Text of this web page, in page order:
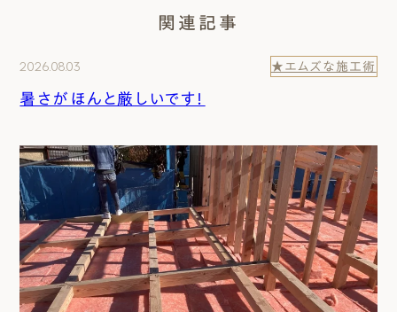
関連記事
2026.08.03 ★エムズな施工術
暑さがほんと厳しいです！